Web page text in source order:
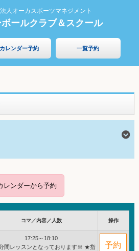
人オーカスポーツマネジメント
ールクラブ＆スクール
カレンダー予約 一覧予約
レンダーから予約
コマ／内容／人数 操作
17:25～18:10
間レッスンとなっております※ ★指
予約